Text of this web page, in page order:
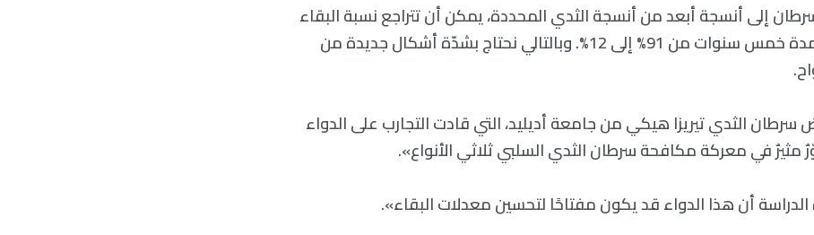
إلى أنسجة أبعد من أنسجة الثدي المحددة، يمكن أن تتراجع نسبة البقاء
على قيد الحياة لمدة خمس سنوات من 91% إلى 12%. وبالتالي نحتاج بشدّة أشكال جديدة من
سرطان الثدي تيريزا هيكي من جامعة أديليد، التي قادت التجارب على الدواء
مثيرٌ في معركة مكافحة سرطان الثدي السلبي ثلاثي الأنواع».
أن هذا الدواء قد يكون مفتاحًا لتحسين معدلات البقاء».